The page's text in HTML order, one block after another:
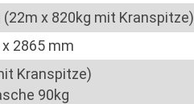
(22m x 820kg mit Kranspitze)
2865 mm
Kranspitze)
90kg